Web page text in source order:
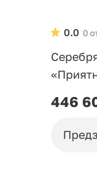
0
0.0
446